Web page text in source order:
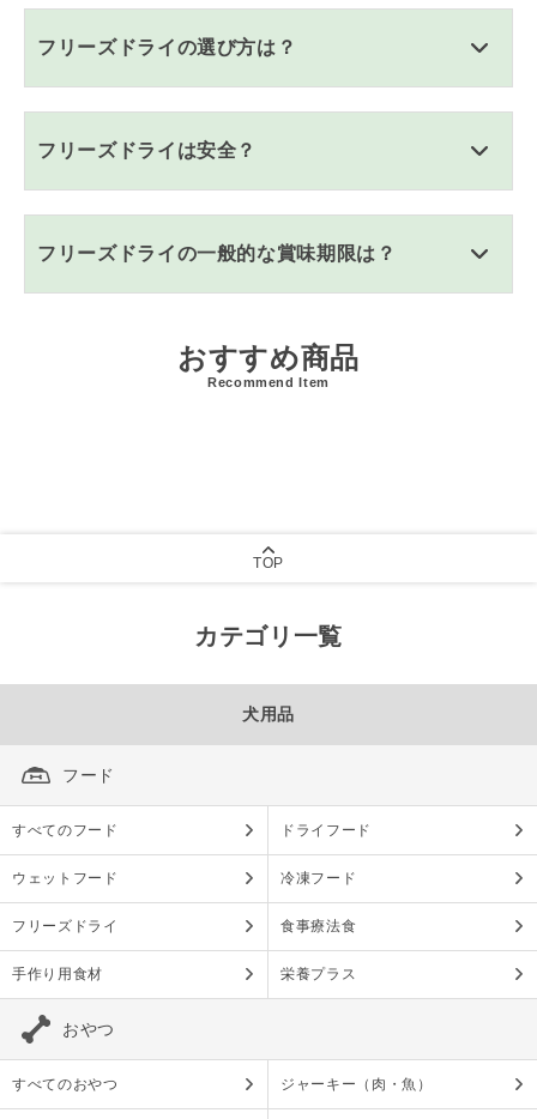
フリーズドライの選び方は？
フリーズドライは安全？
フリーズドライの一般的な賞味期限は？
おすすめ商品
Recommend Item
TOP
カテゴリ一覧
犬用品
フード
すべてのフード ドライフード
ウェットフード 冷凍フード
フリーズドライ 食事療法食
手作り用食材 栄養プラス
おやつ
すべてのおやつ ジャーキー（肉・魚）